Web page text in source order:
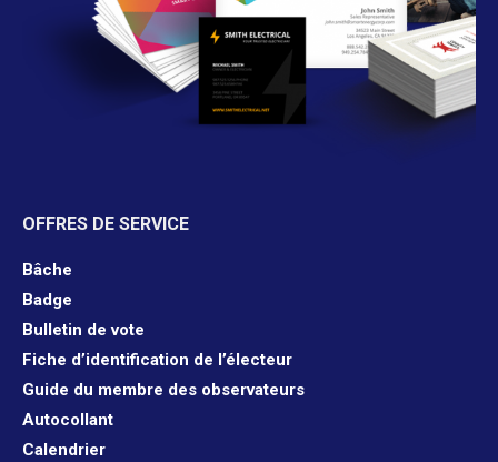
OFFRES DE SERVICE
Bâche
Badge
Bulletin de vote
Fiche d’identification de l’électeur
Guide du membre des observateurs
Autocollant
Calendrier